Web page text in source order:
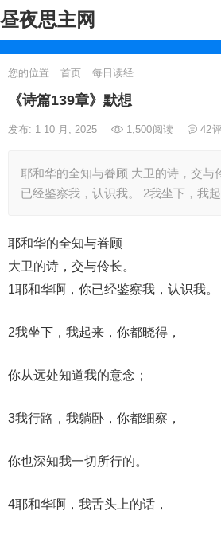
昼夜思主网
您的位置 首页 每日读经
《诗篇139章》默想
发布: 1 10 月, 2025 1,500阅读 42
耶和华的全知与眷顾 大卫的诗，交与
已经鉴察我，认识我。 2我坐下，我
耶和华的全知与眷顾
大卫的诗，交与伶长。
1耶和华啊，你已经鉴察我，认识我。
2我坐下，我起来，你都晓得，
你从远处知道我的意念；
3我行路，我躺卧，你都细察，
你也深知我一切所行的。
4耶和华啊，我舌头上的话，